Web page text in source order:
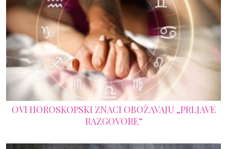
OVI HOROSKOPSKI ZNACI OBOŽAVAJU „PRLJAVE
RAZGOVORE“